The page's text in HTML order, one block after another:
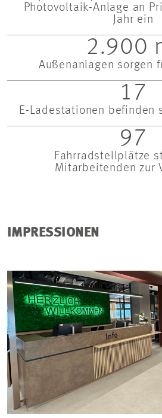
Photovoltaik-Anlage an
Jahr ein
2.900
Außenanlagen sorgen
17
E-Ladestationen befinden
97
Fahrradstellplätze
Mitarbeitenden zur
IMPRESSIONEN